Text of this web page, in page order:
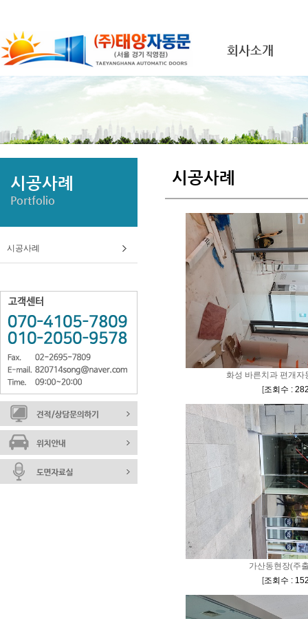
회사소개
시공사례
Portfolio
시공사례
시공사례
화성 바른치과 편개자
[조회수 :
가산동현장(주
[조회수 :